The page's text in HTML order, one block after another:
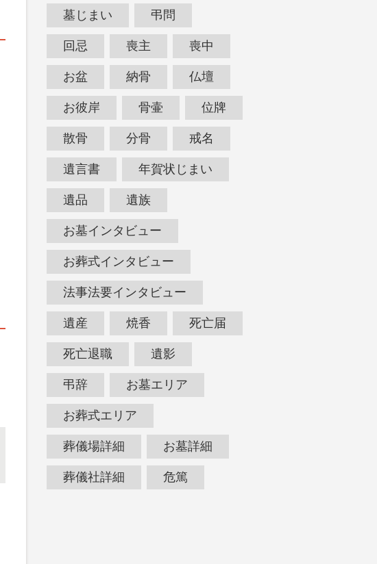
墓じまい 弔問
回忌 喪主 喪中
お盆 納骨 仏壇
お彼岸 骨壷 位牌
散骨 分骨 戒名
遺言書 年賀状じまい
遺品 遺族
お墓インタビュー
お葬式インタビュー
法事法要インタビュー
遺産 焼香 死亡届
死亡退職 遺影
弔辞 お墓エリア
お葬式エリア
葬儀場詳細 お墓詳細
葬儀社詳細 危篤